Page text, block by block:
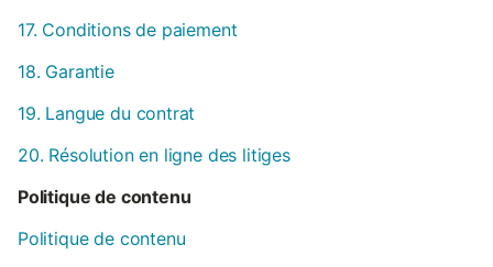
17. Conditions de paiement
18. Garantie
19. Langue du contrat
20. Résolution en ligne des litiges
Politique de contenu
Politique de contenu